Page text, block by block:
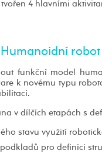
4 hlavními
funkční model
k novému typu
v dílčích etapách s
stavu využití
pro definici